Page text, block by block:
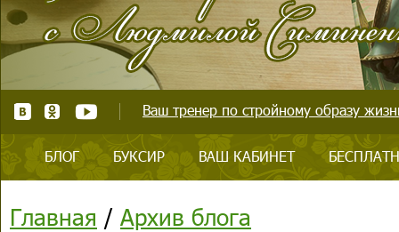
Ваш тренер по стройному образу
БЛОГ БУКСИР ВАШ КАБИНЕТ
Главная / Архив блога